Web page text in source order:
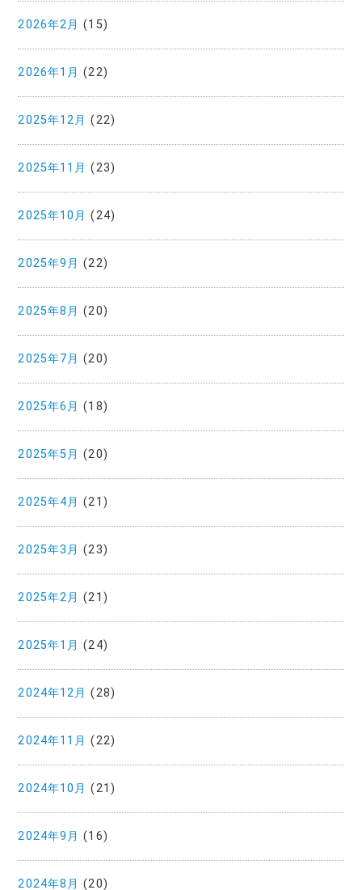
2026年2月 (15)
2026年1月 (22)
2025年12月 (22)
2025年11月 (23)
2025年10月 (24)
2025年9月 (22)
2025年8月 (20)
2025年7月 (20)
2025年6月 (18)
2025年5月 (20)
2025年4月 (21)
2025年3月 (23)
2025年2月 (21)
2025年1月 (24)
2024年12月 (28)
2024年11月 (22)
2024年10月 (21)
2024年9月 (16)
2024年8月 (20)